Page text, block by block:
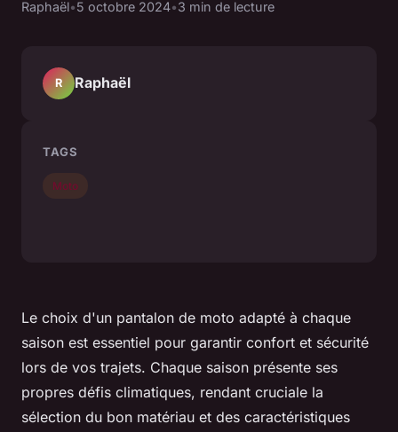
Raphaël•5 octobre 2024•3 min de lecture
Le choix d'un pantalon de moto adapté à chaque
saison est essentiel pour garantir confort et sécurité
lors de vos trajets. Chaque saison présente ses
propres défis climatiques, rendant cruciale la
sélection du bon matériau et des caractéristiques
R Raphaël
TAGS
Moto